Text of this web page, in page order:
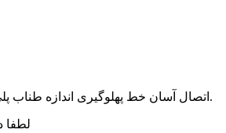
اتصال آسان خط پهلوگیری اندازه طناب پلی پروپیلن / وزن / رنگ / پیچش / بسته بندی ما خدمات سفارشی ارائه می دهیم.
لطفا